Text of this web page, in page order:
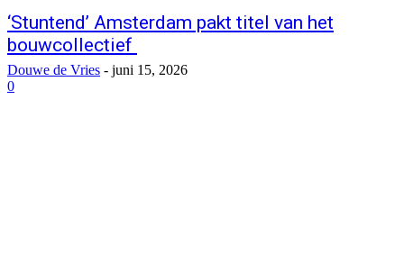
‘Stuntend’ Amsterdam pakt titel van het
bouwcollectief
Douwe de Vries - juni 15, 2026
0